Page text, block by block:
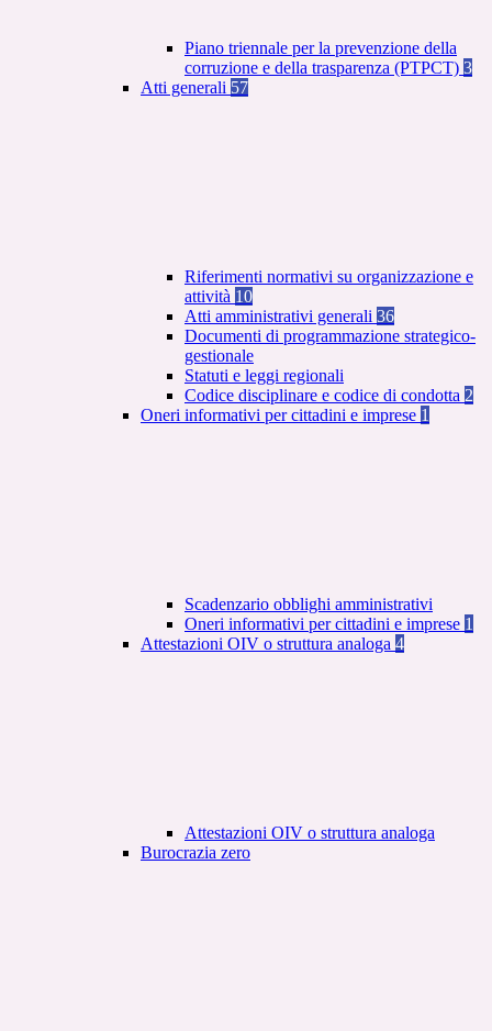
Piano triennale per la prevenzione della
corruzione e della trasparenza (PTPCT) 3
Atti generali 57
Riferimenti normativi su organizzazione e
attività 10
Atti amministrativi generali 36
Documenti di programmazione strategico-
gestionale
Statuti e leggi regionali
Codice disciplinare e codice di condotta 2
Oneri informativi per cittadini e imprese 1
Scadenzario obblighi amministrativi
Oneri informativi per cittadini e imprese 1
Attestazioni OIV o struttura analoga 4
Attestazioni OIV o struttura analoga
Burocrazia zero